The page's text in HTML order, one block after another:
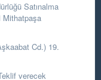
Satınalma
Mithatpaşa
Cd.) 19.
verecek